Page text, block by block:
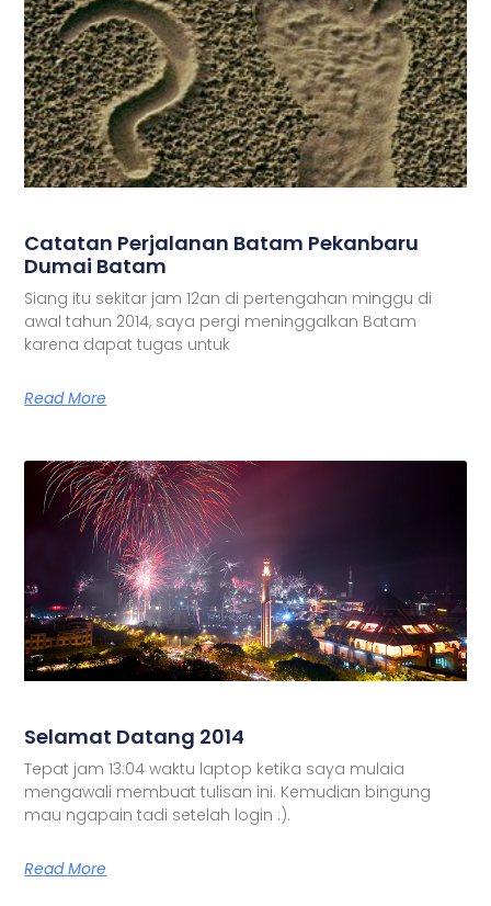
Catatan Perjalanan Batam Pekanbaru
Dumai Batam
Siang itu sekitar jam 12an di pertengahan minggu di
awal tahun 2014, saya pergi meninggalkan Batam
karena dapat tugas untuk
Read More
Selamat Datang 2014
Tepat jam 13:04 waktu laptop ketika saya mulaia
mengawali membuat tulisan ini. Kemudian bingung
mau ngapain tadi setelah login :).
Read More